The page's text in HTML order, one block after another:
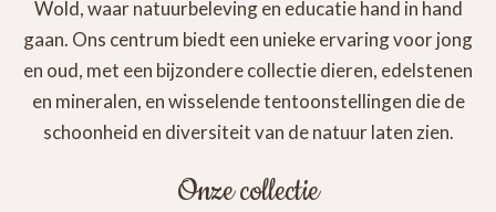
Wold, waar natuurbeleving en educatie hand in hand
gaan. Ons centrum biedt een unieke ervaring voor jong
en oud, met een bijzondere collectie dieren, edelstenen
en mineralen, en wisselende tentoonstellingen die de
schoonheid en diversiteit van de natuur laten zien.
Onze collectie